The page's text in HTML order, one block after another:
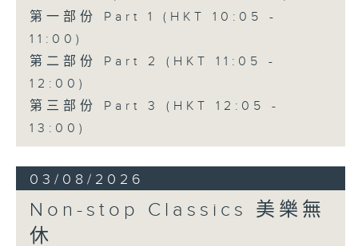
第一部份 Part 1 (HKT 10:05 -
11:00)
第二部份 Part 2 (HKT 11:05 -
12:00)
第三部份 Part 3 (HKT 12:05 -
13:00)
03/08/2026
Non-stop Classics 美樂無
休